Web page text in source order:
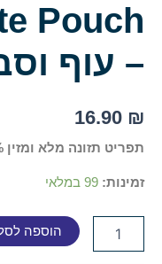
Pouch
– עוף
16.90 ₪
תפריט תזונה מלא ומזין 100%
זמינות: 99 במלאי
באספיק
הוספה